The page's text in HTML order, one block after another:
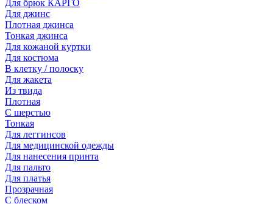
Для брюк КАРГО
Для джинс
Плотная джинса
Тонкая джинса
Для кожаной куртки
Для костюма
В клетку / полоску
Для жакета
Из твида
Плотная
С шерстью
Тонкая
Для леггинсов
Для медицинской одежды
Для нанесения принта
Для пальто
Для платья
Прозрачная
С блеском